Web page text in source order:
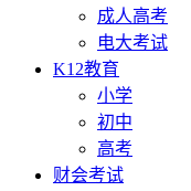
成人高考
电大考试
K12教育
小学
初中
高考
财会考试